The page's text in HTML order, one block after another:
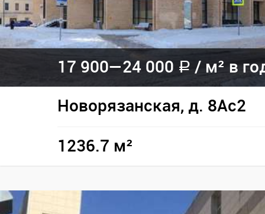
17 900—24 000 a / м² в
Новорязанская, д. 8Ас2
1236.7 м²